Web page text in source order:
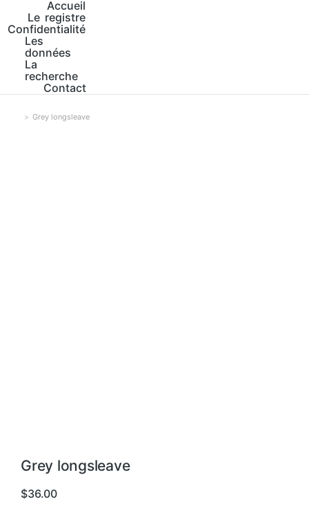
Accueil
Le registre
Confidentialité
Les
données
La
recherche
Contact
Vous êtes ici :
Grey longsleave
Grey longsleave
$36.00